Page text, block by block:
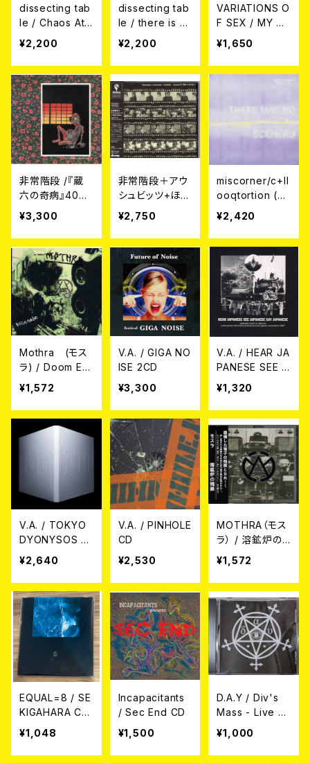
dissecting tab
le / Chaos Attr
actor CD
¥2,200
dissecting tab
le / there is n
o end to the e
xistence of co
nsciousness C
D
¥2,200
VARIATIONS O
F SEX / MY C
OCK IS BEYON
D GOOD AND
EVIL CD
¥1,650
非常階段 /『蔵
六の奇病』40周
年リマスターエ
ディション CD+
DVD
¥3,300
非常階段＋アウ
シュビッツ+ほぶ
らきん / Answe
r 81 1981.4.19.
Vol.1 CD
¥2,750
miscorner/c+ll
ooqtortion (ミ
スコーナー・ル
ークトーション)
/ THERE WAS
NO SCENERY
CD
¥2,420
Mothra (モス
ラ) / Doom En
gine CD
¥1,572
V.A. / GIGA NO
ISE 2CD
¥3,300
V.A. / HEAR JA
PANESE SEE J
APANESE SAY
JAPANESE CD
¥1,320
V.A. / TOKYO
DYONYSOS C
D
¥2,640
V.A. / PINHOLE
CD
¥2,530
MOTHRA（モス
ラ） / 溶鉱炉の
残骸 CD
¥1,572
EQUAL=8 / SE
KIGAHARA CH
ANTS CD-R
¥1,048
Incapacitants
/ Sec End CD
¥1,500
D.A.Y / Div's
Mass - Live H
ouse Benefit
(CD-R)
¥1,000